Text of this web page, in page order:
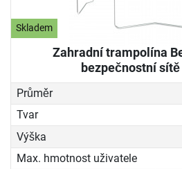
Skladem
Zahradní trampolína
bezpečnostní
Průměr
Tvar
Výška
Max. hmotnost uživatele